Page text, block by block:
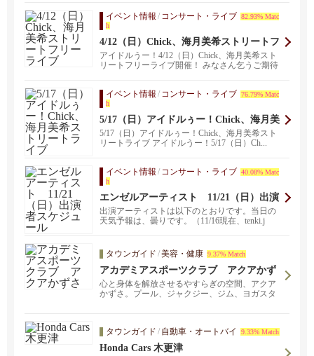
イベント情報 / コンサート・ライブ 82.93% Matc
h
4/12（日）Chick、海月美希ストリートフ
リーライブ
アイドルうー！4/12（日）Chick、海月美希スト
リートフリーライブ開催！ みなさん乞うご期待
イベント情報 / コンサート・ライブ 76.79% Matc
h
5/17（日）アイドルぅー！Chick、海月美
希ストリートライブ
5/17（日）アイドルぅー！Chick、海月美希スト
リートライブ アイドルうー！5/17（日）Ch...
イベント情報 / コンサート・ライブ 40.08% Matc
h
エンゼルアーティスト 11/21（日）出演
者スケジュール
出演アーティストは以下のとおりです。当日の
天気予報は、曇りです。（11/16現在、tenki.j
タウンガイド /美容・健康 9.37% Match
アカデミアスポーツクラブ アクアかず
さ
心と身体を解放させるやすらぎの空間、アクア
かずさ。プール、ジャクジー、ジム、ヨガスタ
タウンガイド / 自動車・オートバイ 9.33% Match
Honda Cars 木更津